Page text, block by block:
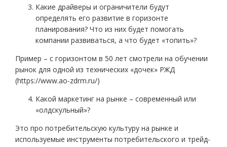
Какие драйверы и ограничители будут
определять его развитие в горизонте
планирования? Что из них будет помогать
компании развиваться, а что будет «топить»?
Пример – с горизонтом в 50 лет смотрели на обучении
рынок для одной из технических «дочек» РЖД
(https://www.ao-zdrm.ru/)
Какой маркетинг на рынке – современный или
«олдскульный»?
Это про потребительскую культуру на рынке и
используемые инструменты потребительского и трейд-